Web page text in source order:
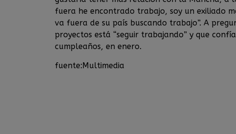
fuera he encontrado trabajo, soy un exiliado
va fuera de su país buscando trabajo”. A
proyectos está “seguir trabajando” y que
cumpleaños, en enero.
fuente:Multimedia